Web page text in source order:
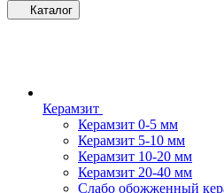
Каталог
Керамзит
Керамзит 0-5 мм
Керамзит 5-10 мм
Керамзит 10-20 мм
Керамзит 20-40 мм
Слабо обожженный